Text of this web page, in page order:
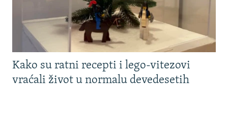
Kako su ratni recepti i lego-vitezovi
vraćali život u normalu devedesetih